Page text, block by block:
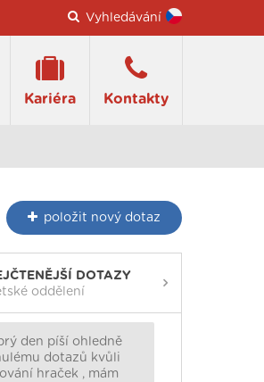
Vyhledávání
Kariéra Kontakty
položit nový dotaz
DOTAZY
oddělení
den píší ohledně
dotazů kvůli
hraček , mám